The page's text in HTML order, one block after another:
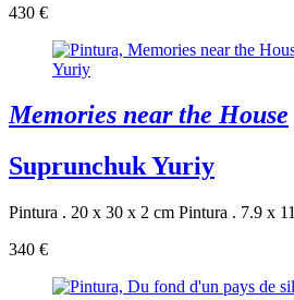
430 €
Memories near the House
Suprunchuk Yuriy
Pintura . 20 x 30 x 2 cm Pintura . 7.9 x
340 €